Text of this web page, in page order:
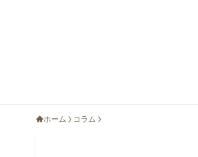
ホーム コラム